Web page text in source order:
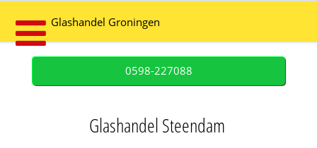
Glashandel Groningen
0598-227088
Glashandel Steendam